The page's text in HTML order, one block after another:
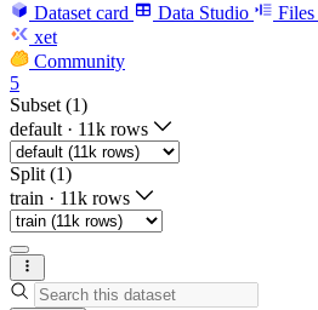
Dataset card Data Studio Files
xet
Community
5
Subset (1)
default · 11k rows
Split (1)
train · 11k rows